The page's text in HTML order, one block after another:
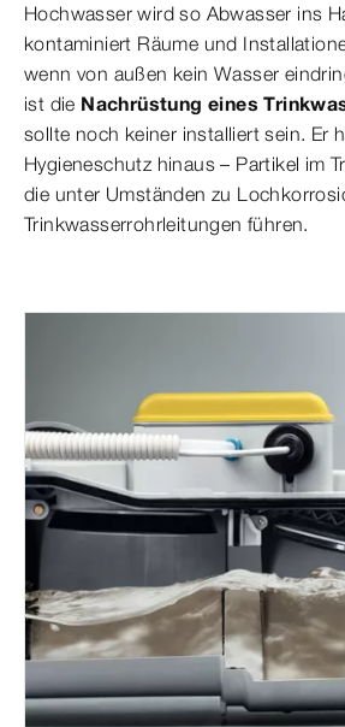
Hochwasser wird so Abwasser ins
kontaminiert Räume und
wenn von außen kein Wasser
ist die Nachrüstung eines
sollte noch keiner installiert sein. Er
Hygieneschutz hinaus – Partikel im
die unter Umständen zu
Trinkwasserrohrleitungen führen.